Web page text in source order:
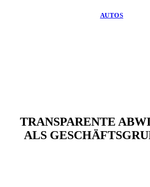
AUTOS
TRANSPARENTE
ALS